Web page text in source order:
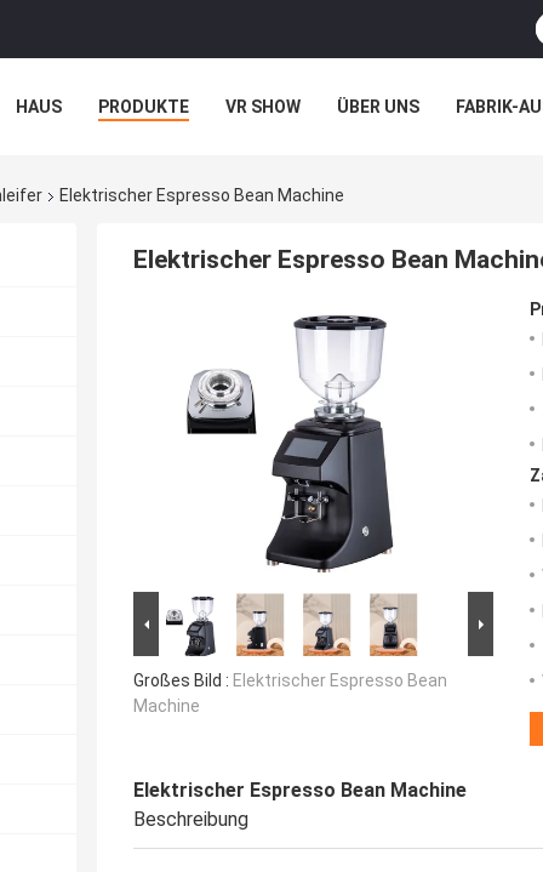
HAUS PRODUKTE VR SHOW ÜBER UNS FABRIK-
Elektrischer Espresso Bean Machine
Elektrischer Espresso Bean
Großes Bild : Elektrischer Espresso Bean
Machine
Elektrischer Espresso Bean Machine
Beschreibung